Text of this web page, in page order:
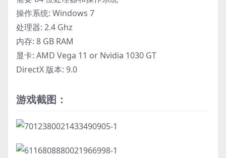
操作系统: Windows 7
处理器: 2.4 Ghz
内存: 8 GB RAM
显卡: AMD Vega 11 or Nvidia 1030 GT
DirectX 版本: 9.0
游戏截图：